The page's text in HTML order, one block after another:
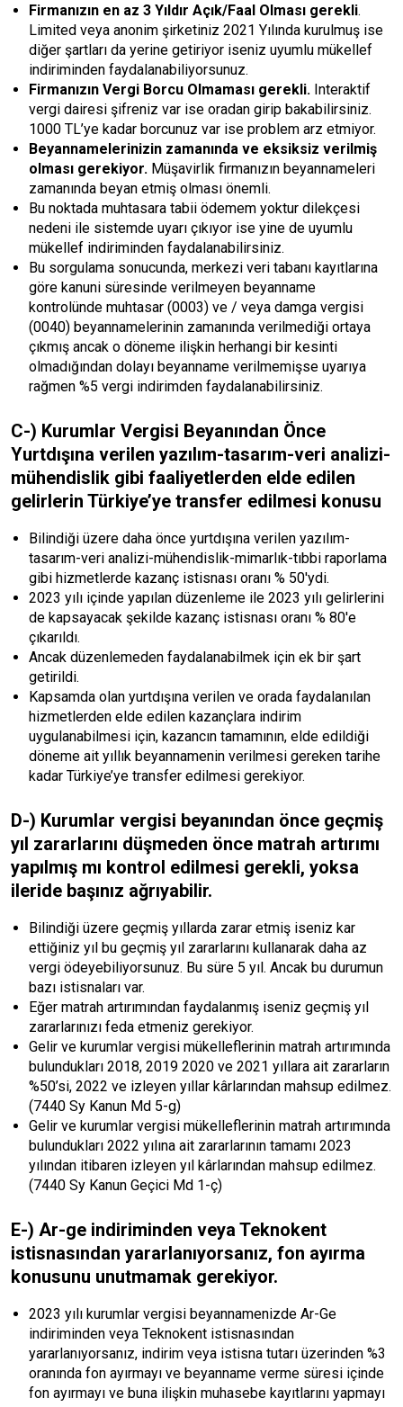
Firmanızın en az 3 Yıldır Açık/Faal Olması gerekli.
Limited veya anonim şirketiniz 2021 Yılında kurulmuş ise
diğer şartları da yerine getiriyor iseniz uyumlu mükellef
indiriminden faydalanabiliyorsunuz.
Firmanızın Vergi Borcu Olmaması gerekli. Interaktif
vergi dairesi şifreniz var ise oradan girip bakabilirsiniz.
1000 TL’ye kadar borcunuz var ise problem arz etmiyor.
Beyannamelerinizin zamanında ve eksiksiz verilmiş
olması gerekiyor. Müşavirlik firmanızın beyannameleri
zamanında beyan etmiş olması önemli.
Bu noktada muhtasara tabii ödemem yoktur dilekçesi
nedeni ile sistemde uyarı çıkıyor ise yine de uyumlu
mükellef indiriminden faydalanabilirsiniz.
Bu sorgulama sonucunda, merkezi veri tabanı kayıtlarına
göre kanuni süresinde verilmeyen beyanname
kontrolünde muhtasar (0003) ve / veya damga vergisi
(0040) beyannamelerinin zamanında verilmediği ortaya
çıkmış ancak o döneme ilişkin herhangi bir kesinti
olmadığından dolayı beyanname verilmemişse uyarıya
rağmen %5 vergi indirimden faydalanabilirsiniz.
C-) Kurumlar Vergisi Beyanından Önce
Yurtdışına verilen yazılım-tasarım-veri analizi-
mühendislik gibi faaliyetlerden elde edilen
gelirlerin Türkiye’ye transfer edilmesi konusu
Bilindiği üzere daha önce yurtdışına verilen yazılım-
tasarım-veri analizi-mühendislik-mimarlık-tıbbi raporlama
gibi hizmetlerde kazanç istisnası oranı % 50'ydi.
2023 yılı içinde yapılan düzenleme ile 2023 yılı gelirlerini
de kapsayacak şekilde kazanç istisnası oranı % 80'e
çıkarıldı.
Ancak düzenlemeden faydalanabilmek için ek bir şart
getirildi.
Kapsamda olan yurtdışına verilen ve orada faydalanılan
hizmetlerden elde edilen kazançlara indirim
uygulanabilmesi için, kazancın tamamının, elde edildiği
döneme ait yıllık beyannamenin verilmesi gereken tarihe
kadar Türkiye’ye transfer edilmesi gerekiyor.
D-) Kurumlar vergisi beyanından önce geçmiş
yıl zararlarını düşmeden önce matrah artırımı
yapılmış mı kontrol edilmesi gerekli, yoksa
ileride başınız ağrıyabilir.
Bilindiği üzere geçmiş yıllarda zarar etmiş iseniz kar
ettiğiniz yıl bu geçmiş yıl zararlarını kullanarak daha az
vergi ödeyebiliyorsunuz. Bu süre 5 yıl. Ancak bu durumun
bazı istisnaları var.
Eğer matrah artırımından faydalanmış iseniz geçmiş yıl
zararlarınızı feda etmeniz gerekiyor.
Gelir ve kurumlar vergisi mükelleflerinin matrah artırımında
bulundukları 2018, 2019 2020 ve 2021 yıllara ait zararların
%50’si, 2022 ve izleyen yıllar kârlarından mahsup edilmez.
(7440 Sy Kanun Md 5-g)
Gelir ve kurumlar vergisi mükelleflerinin matrah artırımında
bulundukları 2022 yılına ait zararlarının tamamı 2023
yılından itibaren izleyen yıl kârlarından mahsup edilmez.
(7440 Sy Kanun Geçici Md 1-ç)
E-) Ar-ge indiriminden veya Teknokent
istisnasından yararlanıyorsanız, fon ayırma
konusunu unutmamak gerekiyor.
2023 yılı kurumlar vergisi beyannamenizde Ar-Ge
indiriminden veya Teknokent istisnasından
yararlanıyorsanız, indirim veya istisna tutarı üzerinden %3
oranında fon ayırmayı ve beyanname verme süresi içinde
fon ayırmayı ve buna ilişkin muhasebe kayıtlarını yapmayı